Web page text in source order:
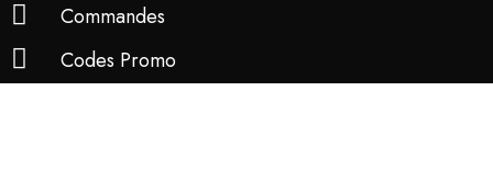
Commandes
Codes Promo